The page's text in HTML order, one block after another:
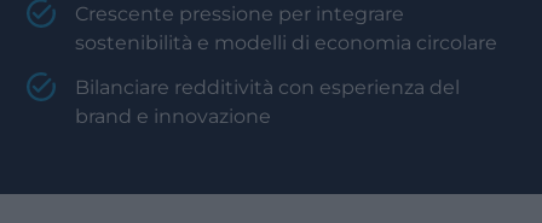
Crescente pressione per integrare
sostenibilità e modelli di economia circolare
Bilanciare redditività con esperienza del
brand e innovazione